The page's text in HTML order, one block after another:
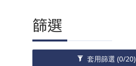
篩選
套用篩選 (0/20)